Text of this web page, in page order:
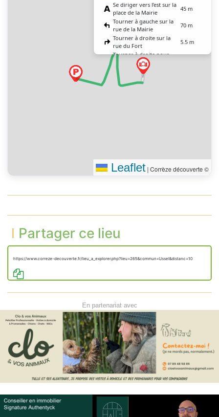
Se diriger vers l’est sur la
place de la Mairie
45 m
Tourner à gauche sur la
rue de la Mairie
70 m
Tourner à droite sur la
rue du Fort
5.5 m
Tourner à droite pour
rester sur la rue du Fort
Vous êtes arrivé à votre
destination, sur la gauche
Leaflet | Corrèze découverte ©
Partager ce lieu
https://www.correze-decouverte.fr/lieu_a_explorer.php?lieu=265&commun=Ussel&distanc=10
En partenariat avec